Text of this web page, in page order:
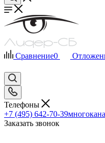
Сравнение0
Телефоны
+7 (495) 642-70-39
Заказать звонок